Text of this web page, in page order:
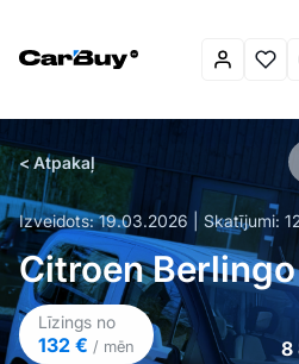
< Atpakaļ
Izveidots:19.03.2026 | Skatījumi:
Citroen Berlingo
Līzings no
132 € / mēn 8